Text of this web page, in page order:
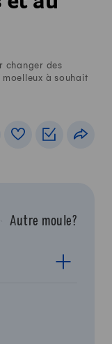
changer des
à souhait
Livre de recettes
Listes de
Autre moule?